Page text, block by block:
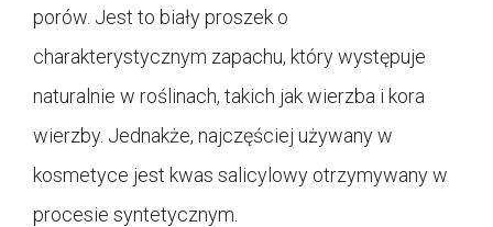
porów. Jest to biały proszek o
charakterystycznym zapachu, który występuje
naturalnie w roślinach, takich jak wierzba i kora
wierzby. Jednakże, najczęściej używany w
kosmetyce jest kwas salicylowy otrzymywany w
procesie syntetycznym.